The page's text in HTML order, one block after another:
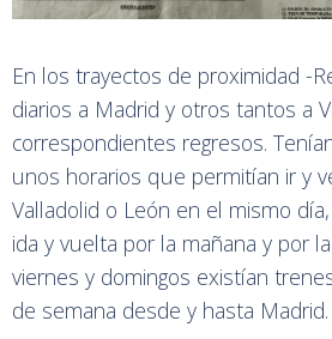
En los trayectos de proximidad -
diarios a Madrid y otros tantos a
correspondientes regresos.
unos horarios que permitían ir y
Valladolid o León en el mismo
ida y vuelta por la mañana y por
viernes y domingos existían
de semana desde y hasta Madrid.